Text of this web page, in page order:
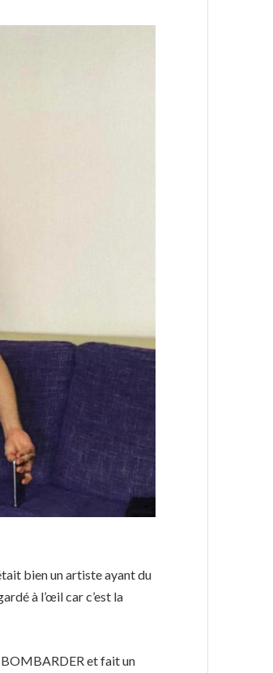
bien un artiste ayant du
à l’œil car c’est la
BOMBARDER et fait un